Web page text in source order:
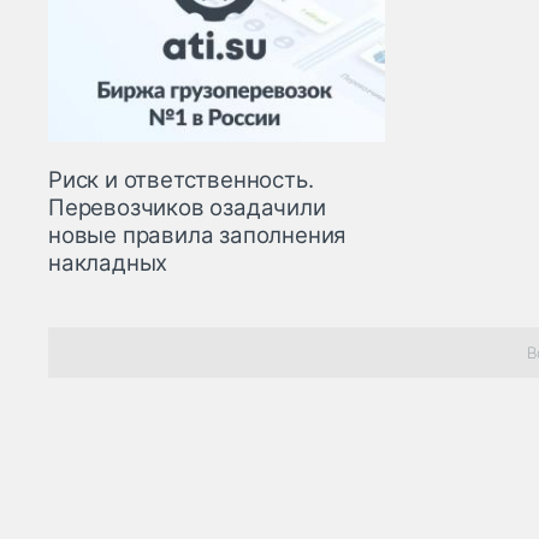
Риск и ответственность.
Перевозчиков озадачили
новые правила заполнения
накладных